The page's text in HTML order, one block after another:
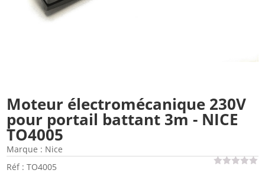
Moteur électromécanique 230V
pour portail battant 3m - NICE
TO4005
Marque : Nice
Réf : TO4005